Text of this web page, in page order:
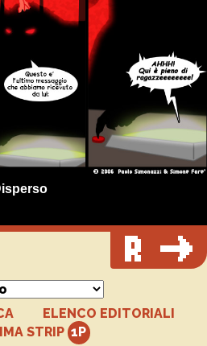
ELENCO EDITORIALI
STRIP